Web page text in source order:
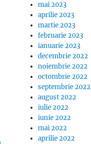
mai 2023
aprilie 2023
martie 2023
februarie 2023
ianuarie 2023
decembrie 2022
noiembrie 2022
octombrie 2022
septembrie 2022
august 2022
iulie 2022
iunie 2022
mai 2022
aprilie 2022